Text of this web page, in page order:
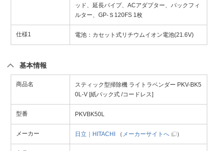
ッド、延長パイプ、ACアダプター、パックフィ
ルター、GP-Ｓ120FS 1枚
仕様1 電池：カセット式リチウムイオン電池(21.6V)
基本情報
商品名
スティック型掃除機 ライトラベンダー PKV-BK5
0L-V [紙パック式 /コードレス]
型番 PKVBK50L
メーカー 日立｜HITACHI （ メーカーサイトへ ）